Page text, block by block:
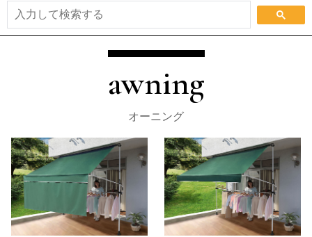
awning
オーニング